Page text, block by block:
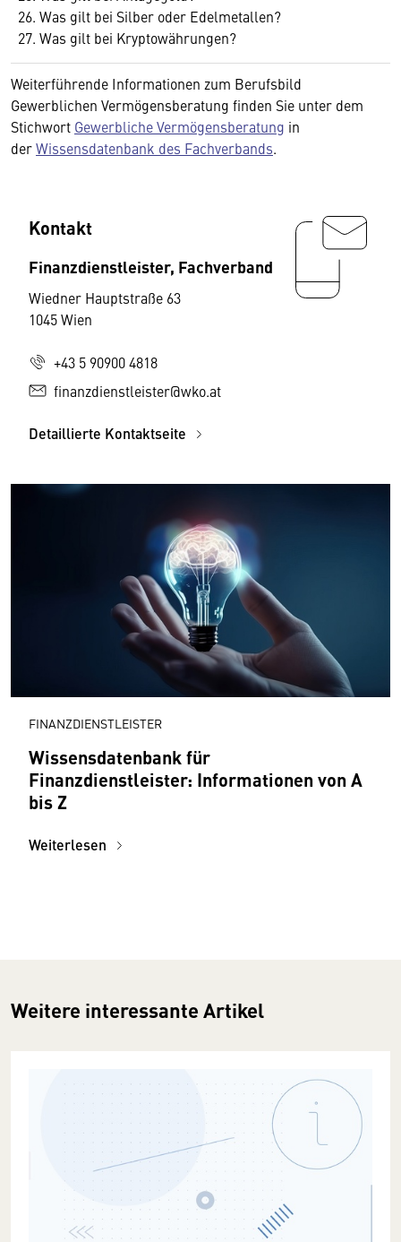
Was gilt bei Silber oder Edelmetallen?
Was gilt bei Kryptowährungen?
Weiterführende Informationen zum Berufsbild
Gewerblichen Vermögensberatung finden Sie unter dem
Stichwort Gewerbliche Vermögensberatung in
derWissensdatenbank des Fachverbands.
Kontakt
Finanzdienstleister, Fachverband
Wiedner Hauptstraße 63
1045 Wien
+43 5 90900 4818
finanzdienstleister@wko.at
Detaillierte Kontaktseite
FINANZDIENSTLEISTER
Wissensdatenbank für
Finanzdienstleister: Informationen von A
bis Z
Weiterlesen
Weitere interessante Artikel